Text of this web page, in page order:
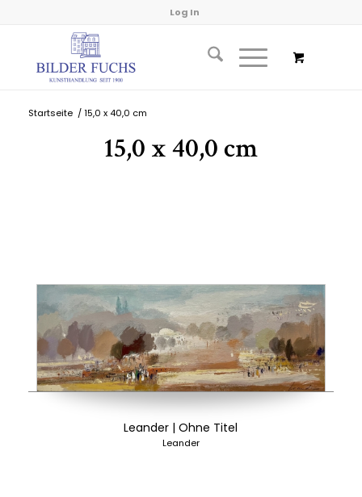
Log In
Startseite / 15,0 x 40,0 cm
15,0 x 40,0 cm
Leander | Ohne Titel
Leander